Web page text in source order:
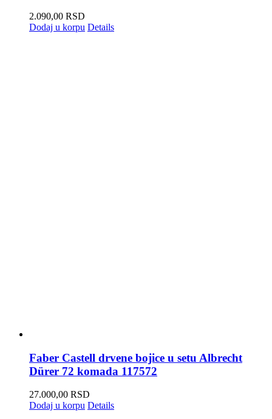
2.090,00 RSD
Dodaj u korpu Details
Faber Castell drvene bojice u setu Albrecht
Dürer 72 komada 117572
27.000,00 RSD
Dodaj u korpu Details